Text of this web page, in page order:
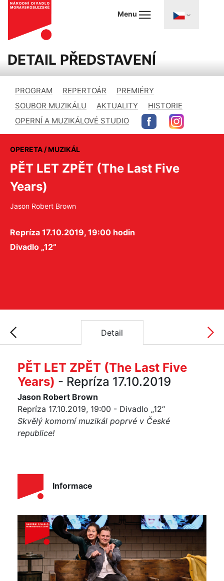
Menu
DETAIL PŘEDSTAVENÍ
PROGRAM REPERTOÁR
PREMIÉRY
SOUBOR MUZIKÁLU
AKTUALITY
HISTORIE
OPERNÍ A MUZIKÁLOVÉ STUDIO
OPERETA / MUZIKÁL
PĚT LET ZPĚT (The Last Five
Years)
Jason Robert Brown
Repríza 17.10.2019, 19:00 hodin
Divadlo „12“
Detail
PĚT LET ZPĚT (The Last Five
Years) - Repríza 17.10.2019
Jason Robert Brown
Repríza 17.10.2019, 19:00 - Divadlo „12“
Skvělý komorní muzikál poprvé v České
republice!
Informace